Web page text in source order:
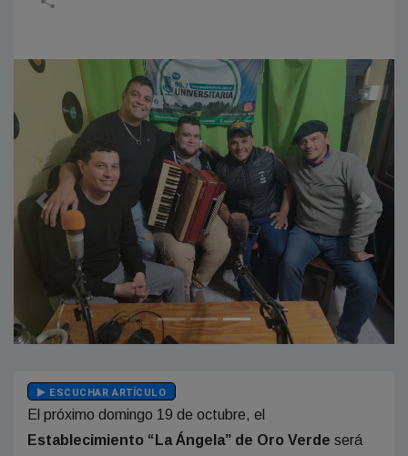
Anterior
ESCUCHAR ARTÍCULO
El próximo domingo 19 de octubre, el
Establecimiento “La Ángela” de Oro Verde será